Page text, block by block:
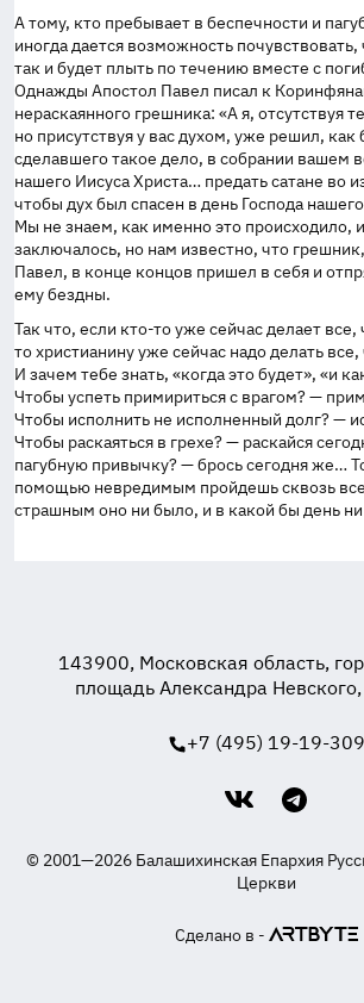
А тому, кто пребывает в беспечности и
иногда дается возможность почувствовать,
так и будет плыть по течению вместе с
Однажды Апостол Павел писал к
нераскаянного грешника: «А я, отсутствуя
но присутствуя у вас духом, уже решил, как
сделавшего такое дело, в собрании вашем
нашего Иисуса Христа… предать сатане во
чтобы дух был спасен в день Господа
Мы не знаем, как именно это происходило,
заключалось, но нам известно, что
Павел, в конце концов пришел в себя и
ему бездны.
Так что, если кто-тоуже сейчас делает все,
то христианину уже сейчас надо делать
И зачем тебе знать, «когда это будет», «и
Чтобы успеть примириться с врагом? —
Чтобы исполнить не исполненный долг? —
Чтобы раскаяться в грехе? — раскайся
пагубную привычку? — брось сегодня же…
помощью невредимым пройдешь сквозь
страшным оно ни было, и в какой бы день ни
143900, Московская область,
площадь Александра
+7 (495) 19-19-309
© 2001—2026 Балашихинская Епархия
Церкви
Сделано в -